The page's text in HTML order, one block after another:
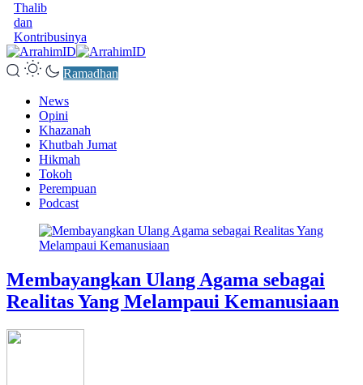
Thalib
dan
Kontribusinya
Ramadhan
News
Opini
Khazanah
Khutbah Jumat
Hikmah
Tokoh
Perempuan
Podcast
Membayangkan Ulang Agama sebagai
Realitas Yang Melampaui Kemanusiaan